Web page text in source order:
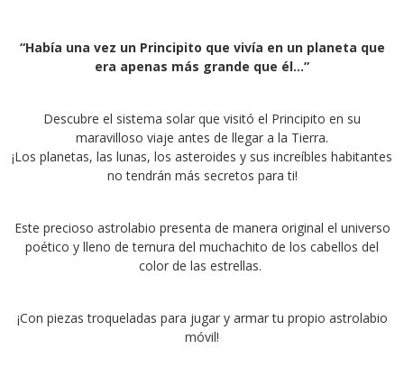
“Había una vez un Principito que vivía en un planeta que
era apenas más grande que él…”
Descubre el sistema solar que visitó el Principito en su
maravilloso viaje antes de llegar a la Tierra.
¡Los planetas, las lunas, los asteroides y sus increíbles habitantes
no tendrán más secretos para ti!
Este precioso astrolabio presenta de manera original el universo
poético y lleno de ternura del muchachito de los cabellos del
color de las estrellas.
¡Con piezas troqueladas para jugar y armar tu propio astrolabio
móvil!